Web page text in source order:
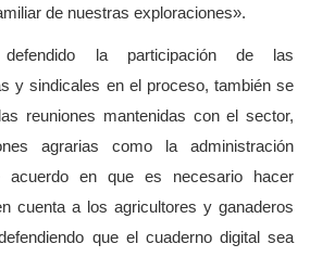
de nuestras exploraciones».
la participación de las
y sindicales en el proceso, también se
reuniones mantenidas con el sector,
agrarias como la administración
acuerdo en que es necesario hacer
cuenta a los agricultores y ganaderos
que el cuaderno digital sea